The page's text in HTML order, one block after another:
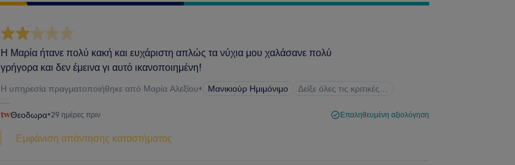
Η Μαρία ήτανε πολύ κακή και ευχάριστη απλώς τα νύχια μου χαλάσανε πολύ
γρήγορα και δεν έμεινα γι αυτό ικανοποιημένη!
Η υπηρεσία πραγματοποιήθηκε από Μαρία Αλεξίου• Μανικιούρ Ημιμόνιμο Δείξε όλες τις κριτικές…
Θεοδωρα•29 ημέρες πριν Επαληθευμένη αξιολόγηση
Εμφάνιση απάντησης καταστήματος